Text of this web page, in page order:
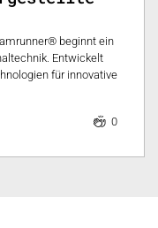
beginnt ein
Entwickelt
für innovative
0